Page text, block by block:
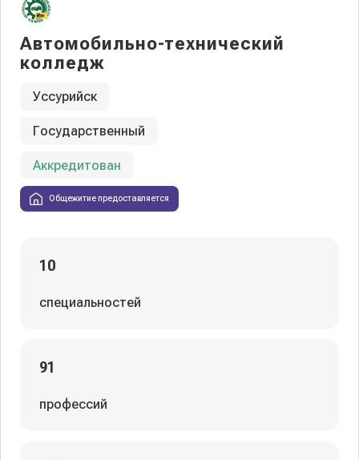
Автомобильно-технический
колледж
Уссурийск
Государственный
Аккредитован
Общежитие предоставляется
10
специальностей
91
профессий